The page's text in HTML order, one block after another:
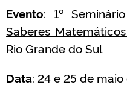
Evento: 1º
Saberes
Rio Grande do Sul
Data: 24 e 25 de